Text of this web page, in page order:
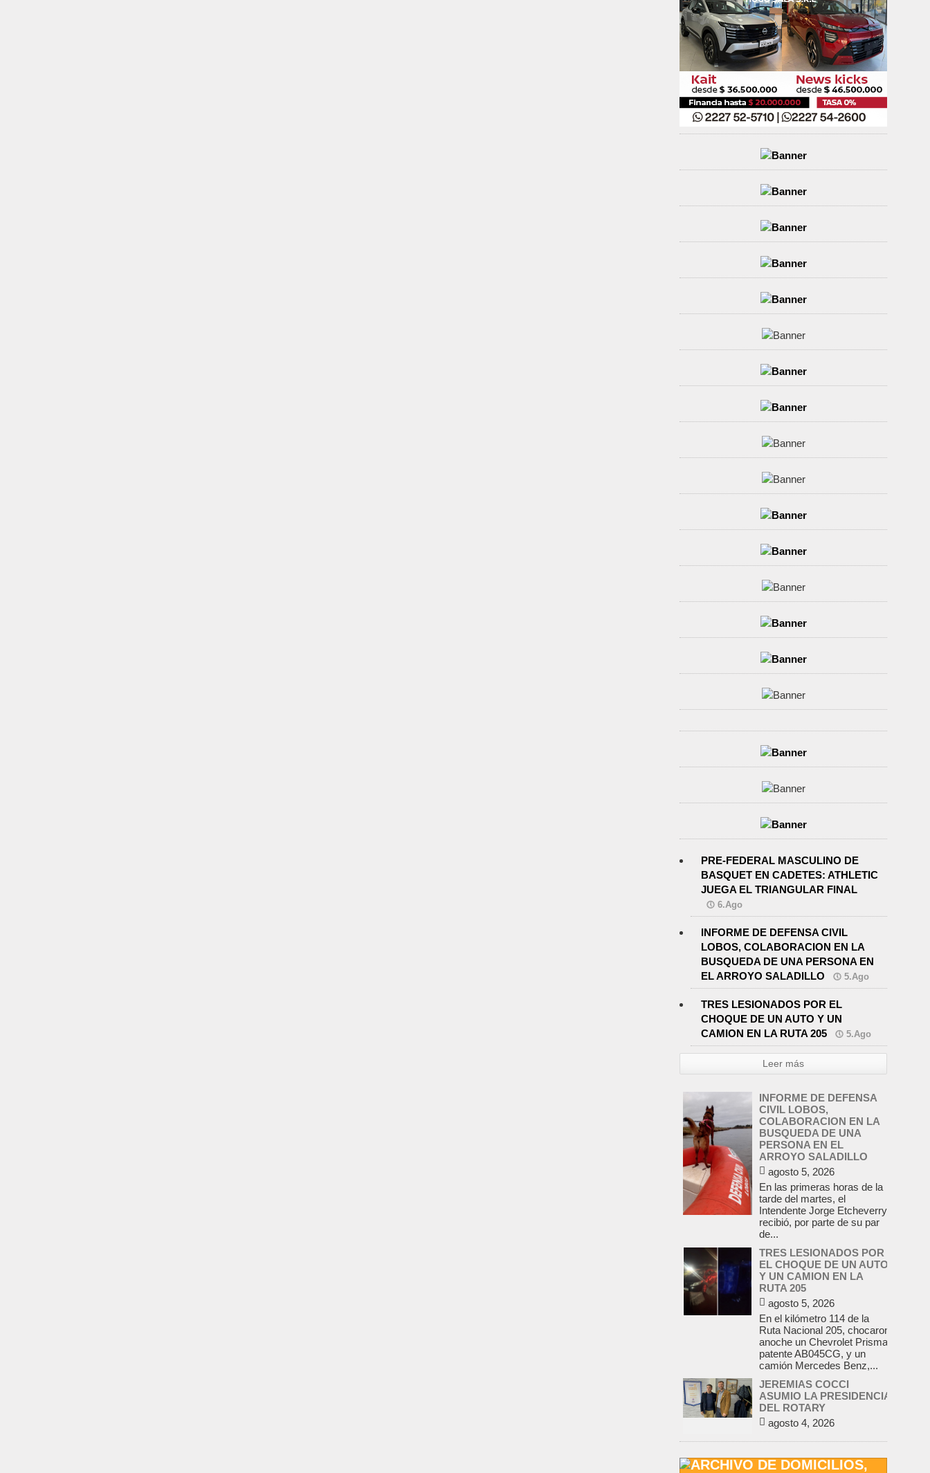
PRE-FEDERAL MASCULINO DE
BASQUET EN CADETES: ATHLETIC
JUEGA EL TRIANGULAR FINAL
6.Ago
INFORME DE DEFENSA CIVIL
LOBOS, COLABORACION EN LA
BUSQUEDA DE UNA PERSONA EN
EL ARROYO SALADILLO
5.Ago
TRES LESIONADOS POR EL
CHOQUE DE UN AUTO Y UN
CAMION EN LA RUTA 205
5.Ago
Leer más
INFORME DE DEFENSA
CIVIL LOBOS,
COLABORACION EN LA
BUSQUEDA DE UNA
PERSONA EN EL
ARROYO SALADILLO
agosto 5, 2026
En las primeras horas de la
tarde del martes, el
Intendente Jorge Etcheverry
recibió, por parte de su par
de...
TRES LESIONADOS POR
EL CHOQUE DE UN AUTO
Y UN CAMION EN LA
RUTA 205
agosto 5, 2026
En el kilómetro 114 de la
Ruta Nacional 205, chocaron
anoche un Chevrolet Prisma,
patente AB045CG, y un
camión Mercedes Benz,...
JEREMIAS COCCI
ASUMIO LA PRESIDENCIA
DEL ROTARY
agosto 4, 2026
presidencia del Rotary Club